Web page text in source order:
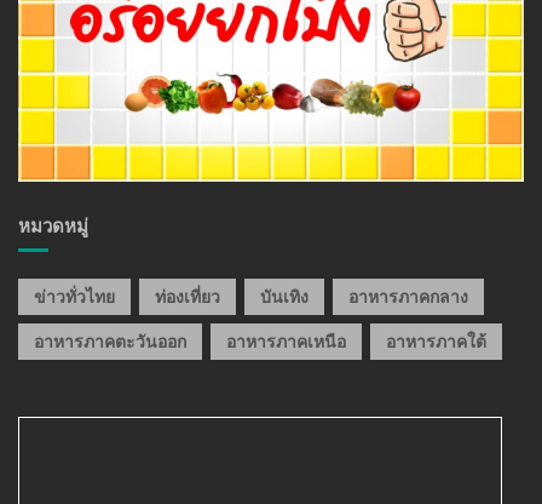
หมวดหมู่
ข่าวทั่วไทย ท่องเที่ยว บันเทิง อาหารภาคกลาง
อาหารภาคตะวันออก อาหารภาคเหนือ อาหารภาคใต้